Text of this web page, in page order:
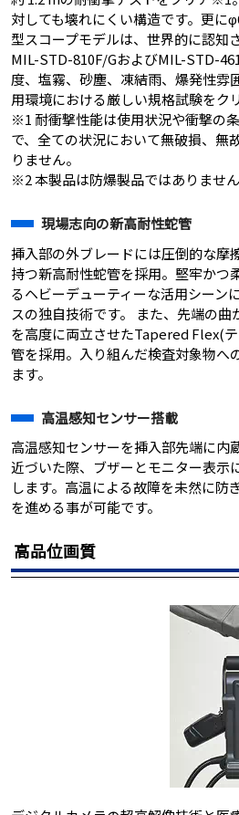
対しても壊れにくい構造です。更に
型スコープモデルは、世界的に認知
MIL-STD-810F/GおよびMIL-STD-
度、塩霧、砂塵、凍結雨、爆発性
用環境における厳しい規格試験をク
※1 耐衝撃性能は使用状況や衝撃の
で、全ての状況において無破損、無
りません。
※2 本製品は防爆製品ではありません
現場志向の新高耐性蛇管
挿入部の外ブレードには圧倒的な摩
持つ新高耐性蛇管を採用。堅牢かつ
るヘビーデューティーな活用シーン
スの独自技術です。 また、先端の
を高度に両立させたTapered Flex(
管を採用。入り組んだ検査対象物へ
ます。
高温感知センサー搭載
高温感知センサーを挿入部先端に内
近づいた際、ブザーとモニター表示
します。高温による故障を未然に防
を進める事が可能です。
高品位画質